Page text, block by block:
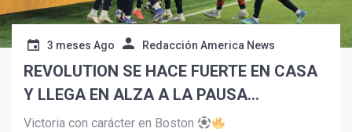
3 meses Ago Redacción America News
REVOLUTION SE HACE FUERTE EN CASA
Y LLEGA EN ALZA A LA PAUSA
MUNDIALISTA
Victoria con carácter en Boston